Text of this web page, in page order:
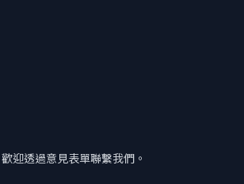
迎透過意見表單聯繫我們。